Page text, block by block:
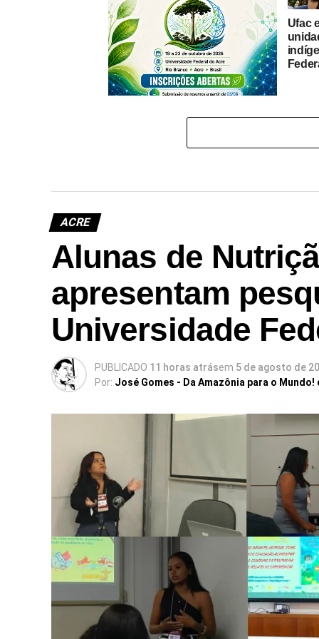
Amazônia Nexus-2026 discutirá
Universidade Federal do Acre
Ufac
ACRE
Alunas de
apresentam
Universidade
PUBLICADO 11 horas atrásem 5 de agosto de
Por: José Gomes - Da Amazônia para o